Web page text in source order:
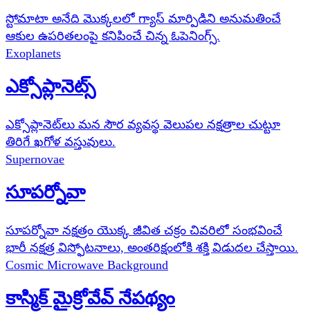
స్టోమాటా అనేది మొక్కలలో గ్యాస్ మార్పిడిని అనుమతించే
ఆకుల ఉపరితలంపై కనిపించే చిన్న ఓపెనింగ్స్.
Exoplanets
ఎక్సోప్లానెట్స్
ఎక్సోప్లానెట్‌లు మన సౌర వ్యవస్థ వెలుపల నక్షత్రాల చుట్టూ
తిరిగే ఖగోళ వస్తువులు.
Supernovae
సూపర్నోవా
సూపర్నోవా నక్షత్రం యొక్క జీవిత చక్రం చివరిలో సంభవించే
భారీ నక్షత్ర విస్ఫోటనాలు, అంతరిక్షంలోకి శక్తి విడుదల చేస్తాయి.
Cosmic Microwave Background
కాస్మిక్ మైక్రోవేవ్ నేపథ్యం